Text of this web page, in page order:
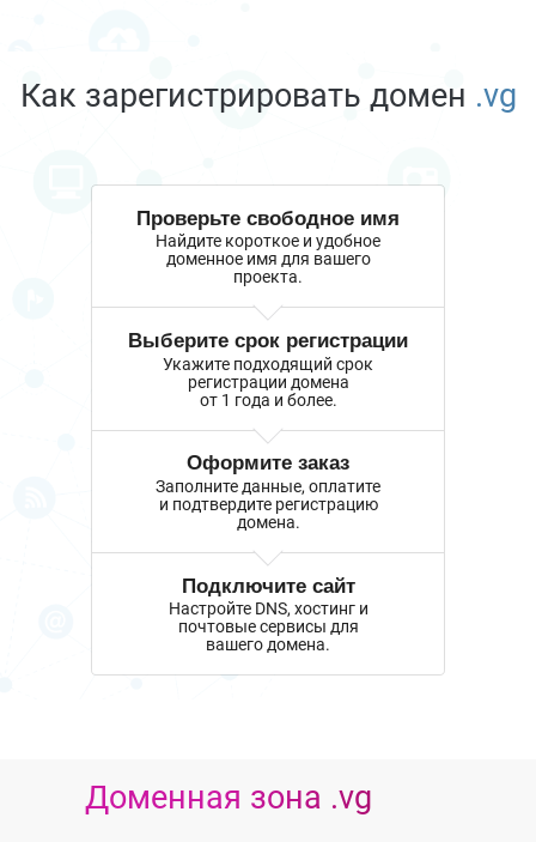
Как зарегистрировать домен .vg
Проверьте свободное имя
Найдите короткое и удобное
доменное имя для вашего
проекта.
Выберите срок регистрации
Укажите подходящий срок
регистрации домена
от 1 года и более.
Оформите заказ
Заполните данные, оплатите
и подтвердите регистрацию
домена.
Подключите сайт
Настройте DNS, хостинг и
почтовые сервисы для
вашего домена.
Доменная зона .vg